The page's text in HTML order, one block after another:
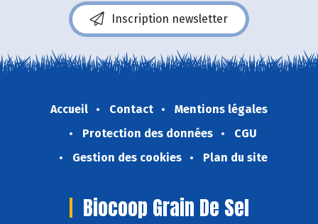
Inscription newsletter
Accueil Contact
Mentions légales
Protection des données
CGU
Gestion des cookies
Plan du site
Biocoop Grain De Sel